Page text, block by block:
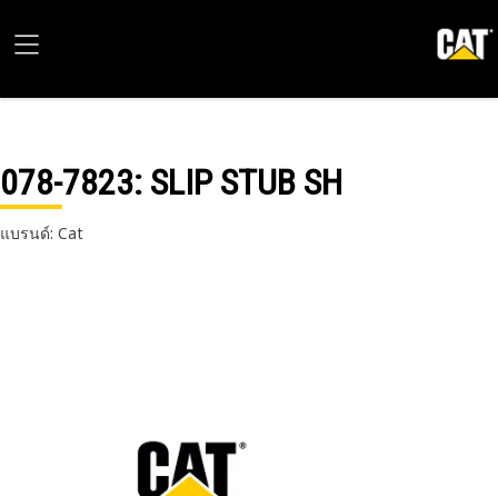
078-7823: SLIP STUB SH
แบรนด์: Cat